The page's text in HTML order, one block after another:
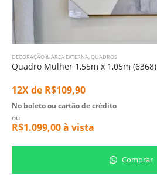
DECORAÇÃO & AREA EXTERNA,QUADROS
Quadro Mulher 1,55m x 1,05m (6368)
12X de R$109,90
No boleto ou cartão de crédito
ou
R$1.099,00à vista
Comprar